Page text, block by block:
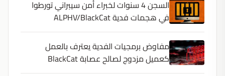
السجن 4 سنوات لخبراء أمن سيبراني تورطوا
في هجمات فدية ALPHV/BlackCat
مفاوض برمجيات الفدية يعترف بالعمل
كعميل مزدوج لصالح عصابة BlackCat